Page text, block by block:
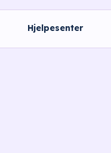
Hjelpesenter